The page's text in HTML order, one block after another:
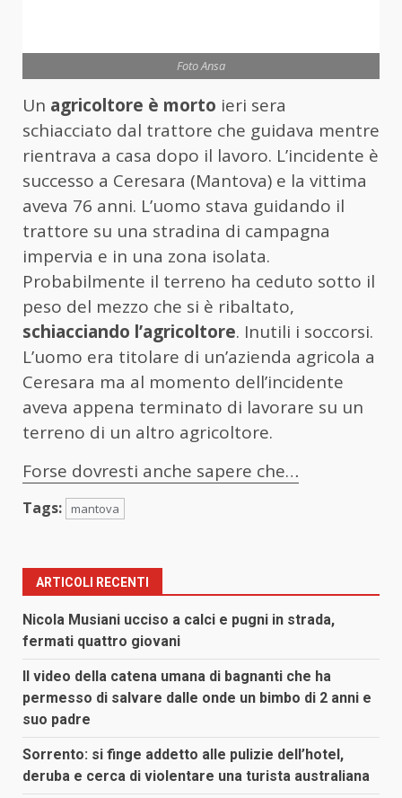
Foto Ansa
Un agricoltore è morto ieri sera
schiacciato dal trattore che guidava mentre
rientrava a casa dopo il lavoro. L’incidente è
successo a Ceresara (Mantova) e la vittima
aveva 76 anni. L’uomo stava guidando il
trattore su una stradina di campagna
impervia e in una zona isolata.
Probabilmente il terreno ha ceduto sotto il
peso del mezzo che si è ribaltato,
schiacciando l’agricoltore. Inutili i soccorsi.
L’uomo era titolare di un’azienda agricola a
Ceresara ma al momento dell’incidente
aveva appena terminato di lavorare su un
terreno di un altro agricoltore.
Forse dovresti anche sapere che…
Tags: mantova
ARTICOLI RECENTI
Nicola Musiani ucciso a calci e pugni in strada,
fermati quattro giovani
Il video della catena umana di bagnanti che ha
permesso di salvare dalle onde un bimbo di 2 anni e
suo padre
Sorrento: si finge addetto alle pulizie dell’hotel,
deruba e cerca di violentare una turista australiana